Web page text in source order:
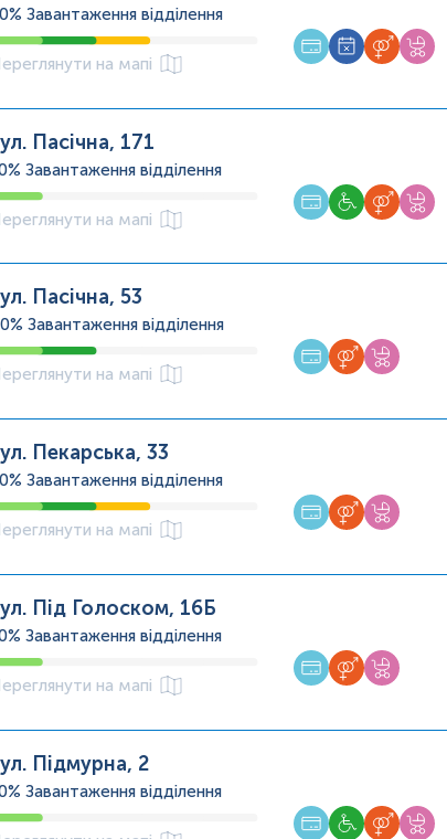
Завантаження відділення
на мапі
Пасічна, 171
Завантаження відділення
на мапі
Пасічна, 53
Завантаження відділення
на мапі
Пекарська, 33
Завантаження відділення
на мапі
Під Голоском, 16Б
Завантаження відділення
на мапі
Підмурна, 2
Завантаження відділення